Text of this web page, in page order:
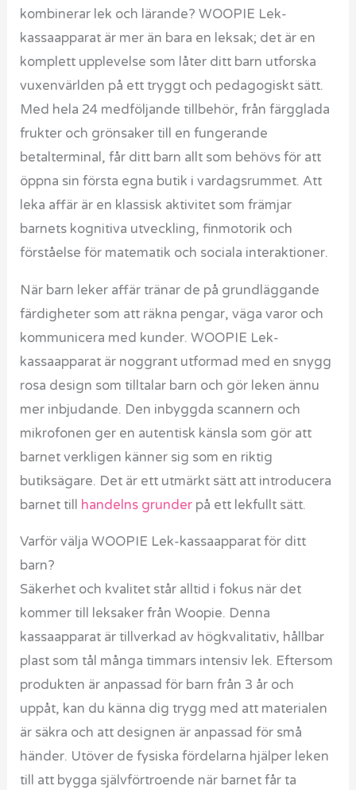
kombinerar lek och lärande? WOOPIE Lek-
kassaapparat är mer än bara en leksak; det är en
komplett upplevelse som låter ditt barn utforska
vuxenvärlden på ett tryggt och pedagogiskt sätt.
Med hela 24 medföljande tillbehör, från färgglada
frukter och grönsaker till en fungerande
betalterminal, får ditt barn allt som behövs för att
öppna sin första egna butik i vardagsrummet. Att
leka affär är en klassisk aktivitet som främjar
barnets kognitiva utveckling, finmotorik och
förståelse för matematik och sociala interaktioner.
När barn leker affär tränar de på grundläggande
färdigheter som att räkna pengar, väga varor och
kommunicera med kunder. WOOPIE Lek-
kassaapparat är noggrant utformad med en snygg
rosa design som tilltalar barn och gör leken ännu
mer inbjudande. Den inbyggda scannern och
mikrofonen ger en autentisk känsla som gör att
barnet verkligen känner sig som en riktig
butiksägare. Det är ett utmärkt sätt att introducera
barnet till handelns grunder på ett lekfullt sätt.
Varför välja WOOPIE Lek-kassaapparat för ditt
barn?
Säkerhet och kvalitet står alltid i fokus när det
kommer till leksaker från Woopie. Denna
kassaapparat är tillverkad av högkvalitativ, hållbar
plast som tål många timmars intensiv lek. Eftersom
produkten är anpassad för barn från 3 år och
uppåt, kan du känna dig trygg med att materialen
är säkra och att designen är anpassad för små
händer. Utöver de fysiska fördelarna hjälper leken
till att bygga självförtroende när barnet får ta